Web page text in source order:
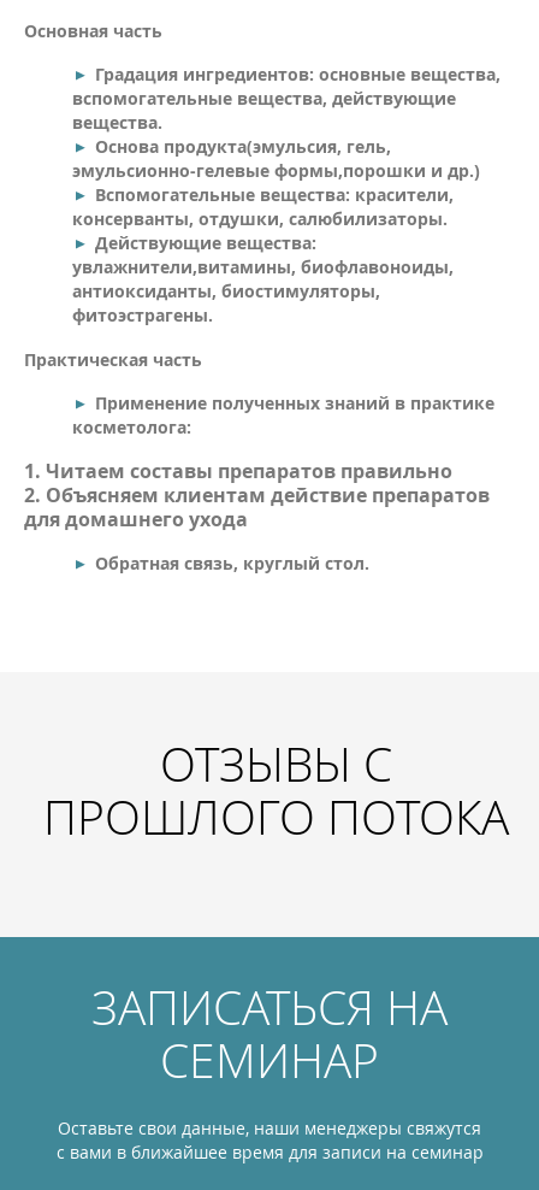
Основная часть
Градация ингредиентов: основные вещества,
вспомогательные вещества, действующие
вещества.
Основа продукта(эмульсия, гель,
эмульсионно-гелевые формы,порошки и др.)
Вспомогательные вещества: красители,
консерванты, отдушки, салюбилизаторы.
Действующие вещества:
увлажнители,витамины, биофлавоноиды,
антиоксиданты, биостимуляторы,
фитоэстрагены.
Практическая часть
Применение полученных знаний в практике
косметолога:
1. Читаем составы препаратов правильно
2. Объясняем клиентам действие препаратов
для домашнего ухода
Обратная связь, круглый стол.
ОТЗЫВЫ С
ПРОШЛОГО ПОТОКА
ЗАПИСАТЬСЯ НА
СЕМИНАР
Оставьте свои данные, наши менеджеры свяжутся
с вами в ближайшее время для записи на семинар